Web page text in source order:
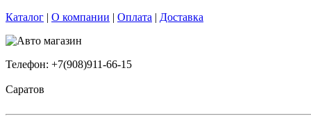
Каталог | О компании | Оплата | Доставка
Телефон: +7(908)911-66-15
Саратов